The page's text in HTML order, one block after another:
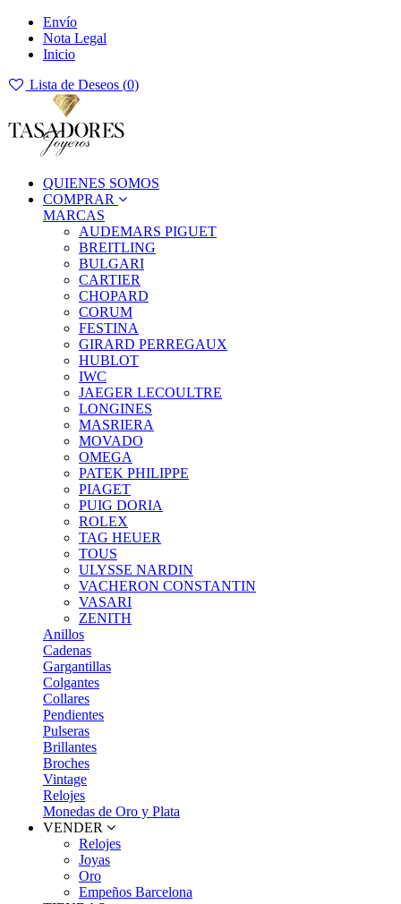
Envío
Nota Legal
Inicio
Lista de Deseos (0)
QUIENES SOMOS
COMPRAR
MARCAS
AUDEMARS PIGUET
BREITLING
BULGARI
CARTIER
CHOPARD
CORUM
FESTINA
GIRARD PERREGAUX
HUBLOT
IWC
JAEGER LECOULTRE
LONGINES
MASRIERA
MOVADO
OMEGA
PATEK PHILIPPE
PIAGET
PUIG DORIA
ROLEX
TAG HEUER
TOUS
ULYSSE NARDIN
VACHERON CONSTANTIN
VASARI
ZENITH
Anillos
Cadenas
Gargantillas
Colgantes
Collares
Pendientes
Pulseras
Brillantes
Broches
Vintage
Relojes
Monedas de Oro y Plata
VENDER
Relojes
Joyas
Oro
Empeños Barcelona